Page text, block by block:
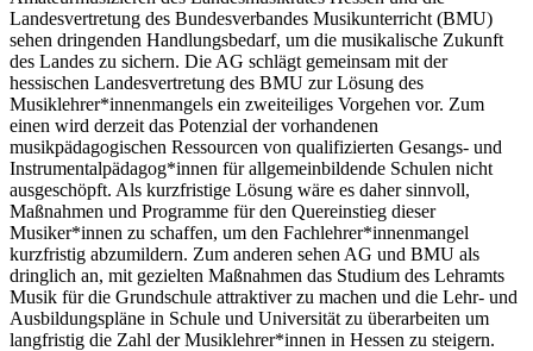
Landesvertretung des Bundesverbandes Musikunterricht (BMU)
sehen dringenden Handlungsbedarf, um die musikalische Zukunft
des Landes zu sichern. Die AG schlägt gemeinsam mit der
hessischen Landesvertretung des BMU zur Lösung des
Musiklehrer*innenmangels ein zweiteiliges Vorgehen vor. Zum
einen wird derzeit das Potenzial der vorhandenen
musikpädagogischen Ressourcen von qualifizierten Gesangs- und
Instrumentalpädagog*innen für allgemeinbildende Schulen nicht
ausgeschöpft. Als kurzfristige Lösung wäre es daher sinnvoll,
Maßnahmen und Programme für den Quereinstieg dieser
Musiker*innen zu schaffen, um den Fachlehrer*innenmangel
kurzfristig abzumildern. Zum anderen sehen AG und BMU als
dringlich an, mit gezielten Maßnahmen das Studium des Lehramts
Musik für die Grundschule attraktiver zu machen und die Lehr- und
Ausbildungspläne in Schule und Universität zu überarbeiten um
langfristig die Zahl der Musiklehrer*innen in Hessen zu steigern.